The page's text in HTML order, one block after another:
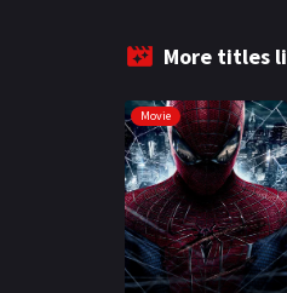
More titles
Movie